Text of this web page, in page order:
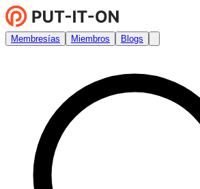
Membresías Miembros Blogs